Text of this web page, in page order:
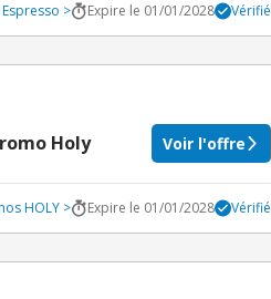
> Expire le 01/01/2028 Vérifié
Holy Voir l'offre
HOLY > Expire le 01/01/2028 Vérifié